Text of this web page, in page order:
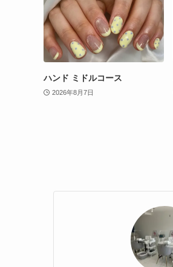
ハンド ミドルコース
2026年8月7日